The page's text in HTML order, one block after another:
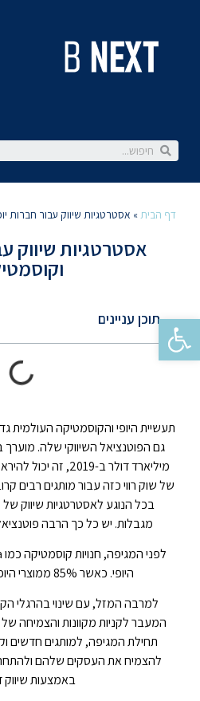
פתח סרגל נגישות
דף הבית » אסטרטגיות שיווק עבור חברות
אסטרטגיות שיווק
תוכן עניינים
תעשיית היופי והקוסמטיקה העולמית
מיליארד דולר ב-
של שוק רווי כזה עבור מותגים רבים
בכל הנוגע לאסטרטגיות שיווק של
מגבלות. יש כל כך הרבה
היופי. כאשר 85% ממוצרי היופי נרכשו באופן אישי.
למרבה המזל, עם שינוי בהרגלי
המעבר לקניות מקוונות והצמיחה
תחילת המגיפה, למותגים חדשים
להצמיח את העסקים שלהם
באמצעות שיווק